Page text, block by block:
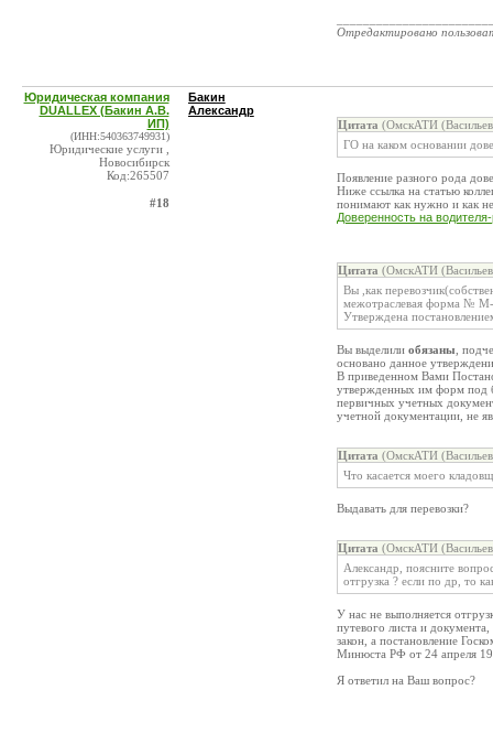
Отредактировано
Юридическая компания
DUALLEX (Бакин А.В.
ИП)
(ИНН:540363749931)
Юридические услуги ,
Новосибирск
Код:265507
#18
Бакин
Александр
Цитата (ОмскАТИ
ГО на каком основании
Появление разного рода
Ниже ссылка на статью
понимают как нужно и как
Доверенность на
Цитата (ОмскАТИ
Вы ,как
межотраслевая форма №
Утверждена
Вы выделили обязаны ,
основано данное
В приведенном Вами
утвержденных им форм под
первичных учетных
учетной документации, не
Цитата (ОмскАТИ
Что касается моего
Выдавать для перевозки?
Цитата (ОмскАТИ
Александр, поясните
отгрузка ? если по др, то
У нас не выполняется
путевого листа и
закон, а постановление
Минюста РФ от 24 апреля
Я ответил на Ваш вопрос?